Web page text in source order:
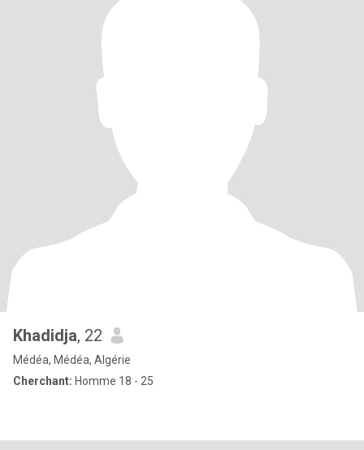
Khadidja, 22
Médéa, Médéa, Algérie
Cherchant: Homme 18 - 25